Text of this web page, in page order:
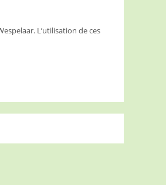
L’utilisation de ces